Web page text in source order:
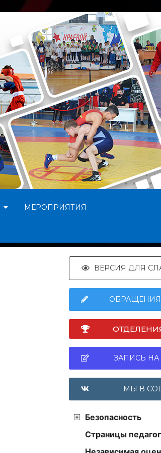
МЕРОПРИЯТИЯ
ВЕРСИЯ ДЛЯ
ЗАПИСЬ НА
МЫ В
Безопасность
Страницы